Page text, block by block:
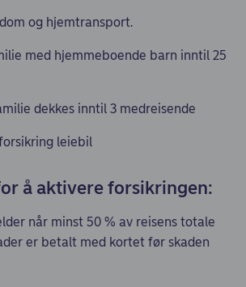
og hjemtransport.
med hjemmeboende barn inntil 25
dekkes inntil 3 medreisende
leiebil
å aktivere forsikringen:
når minst 50 % av reisens totale
er betalt med kortet før skaden